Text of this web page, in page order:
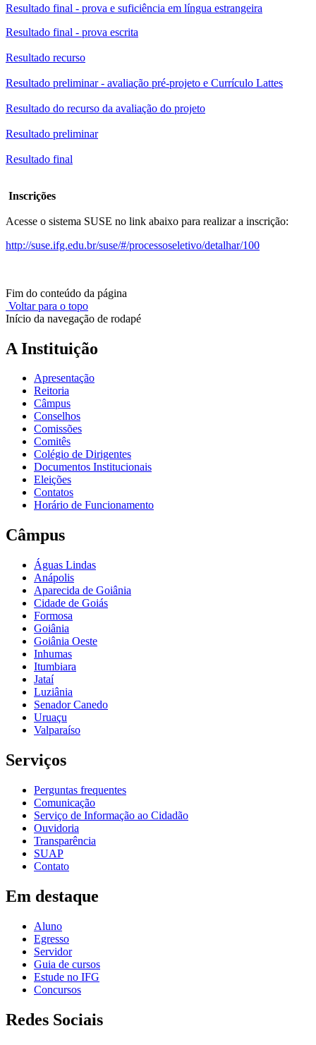
Resultado final - prova e suficiência em língua estrangeira
Resultado final - prova escrita
Resultado recurso
Resultado preliminar - avaliação pré-projeto e Currículo Lattes
Resultado do recurso da avaliação do projeto
Resultado preliminar
Resultado final
Inscrições
Acesse o sistema SUSE no link abaixo para realizar a inscrição:
http://suse.ifg.edu.br/suse/#/processoseletivo/detalhar/100
Fim do conteúdo da página
Voltar para o topo
Início da navegação de rodapé
A Instituição
Apresentação
Reitoria
Câmpus
Conselhos
Comissões
Comitês
Colégio de Dirigentes
Documentos Institucionais
Eleições
Contatos
Horário de Funcionamento
Câmpus
Águas Lindas
Anápolis
Aparecida de Goiânia
Cidade de Goiás
Formosa
Goiânia
Goiânia Oeste
Inhumas
Itumbiara
Jataí
Luziânia
Senador Canedo
Uruaçu
Valparaíso
Serviços
Perguntas frequentes
Comunicação
Serviço de Informação ao Cidadão
Ouvidoria
Transparência
SUAP
Contato
Em destaque
Aluno
Egresso
Servidor
Guia de cursos
Estude no IFG
Concursos
Redes Sociais